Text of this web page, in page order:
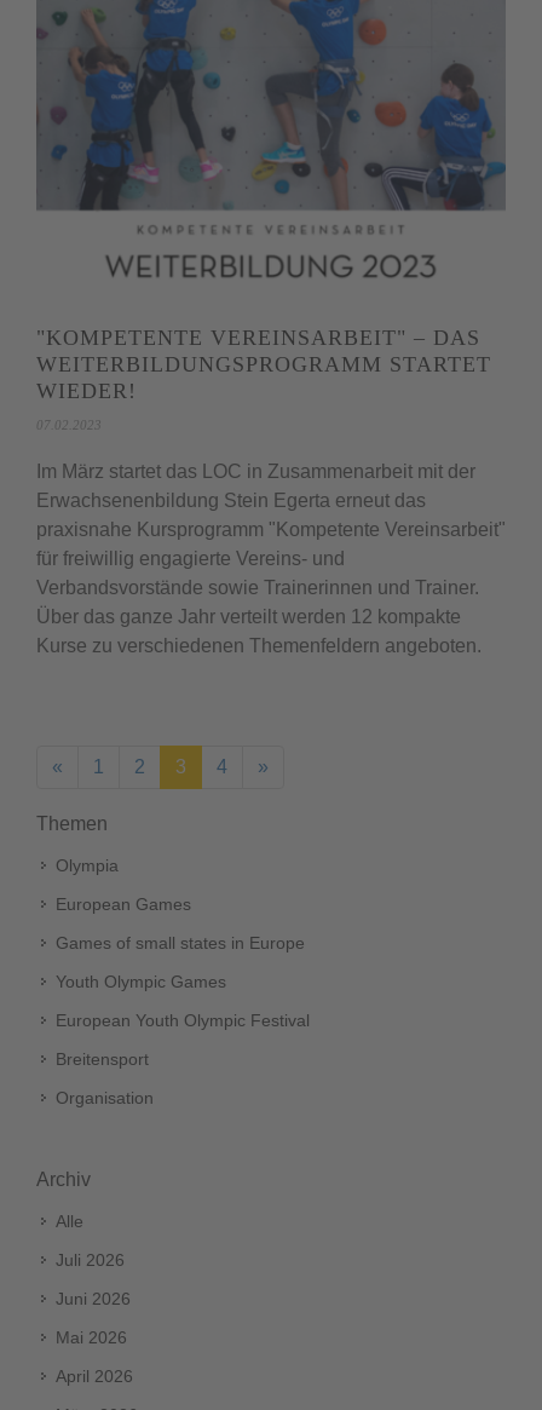
"KOMPETENTE VEREINSARBEIT" – DAS
WEITERBILDUNGSPROGRAMM STARTET
WIEDER!
07.02.2023
Im März startet das LOC in Zusammenarbeit mit der
Erwachsenenbildung Stein Egerta erneut das
praxisnahe Kursprogramm "Kompetente Vereinsarbeit"
für freiwillig engagierte Vereins- und
Verbandsvorstände sowie Trainerinnen und Trainer.
Über das ganze Jahr verteilt werden 12 kompakte
Kurse zu verschiedenen Themenfeldern angeboten.
« 1 2 3 (aktuell)
4 »
Themen
Olympia
European Games
Games of small states in Europe
Youth Olympic Games
European Youth Olympic Festival
Breitensport
Organisation
Archiv
Alle
Juli 2026
Juni 2026
Mai 2026
April 2026